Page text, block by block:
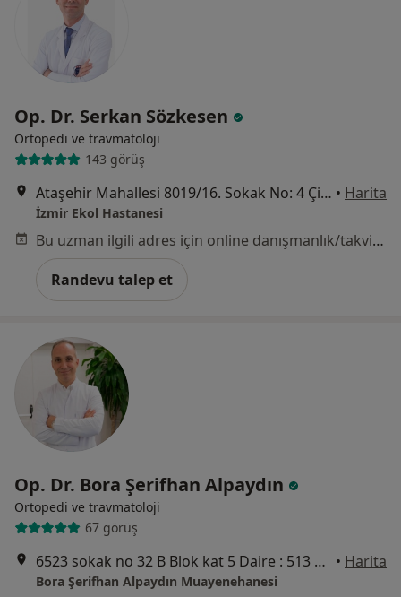
Op. Dr. Serkan Sözkesen
Ortopedi ve travmatoloji
143 görüş
Ataşehir Mahallesi 8019/16. Sokak No: 4 Çiğli/İzmir , Türkiye, İzmir • Harita
İzmir Ekol Hastanesi
Bu uzman ilgili adres için online danışmanlık/takvim sunmuyor.
Randevu talep et
Op. Dr. Bora Şerifhan Alpaydın
Ortopedi ve travmatoloji
67 görüş
6523 sokak no 32 B Blok kat 5 Daire : 513 Park Yaşam Ofisleri mavişehir karşıyaka izmir ., İzmir • Harita
Bora Şerifhan Alpaydın Muayenehanesi